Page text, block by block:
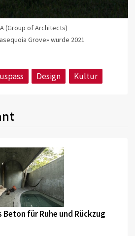
(Group of Architects)
Grove» wurde 2021
Design Kultur
Beton für Ruhe und Rückzug